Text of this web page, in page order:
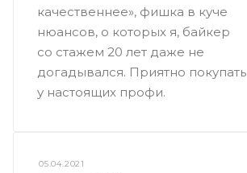
качественнее», фишка в куче
нюансов, о которых я, байкер
со стажем 20 лет даже не
догадывался. Приятно покупать
у настоящих профи.
05.04.2021